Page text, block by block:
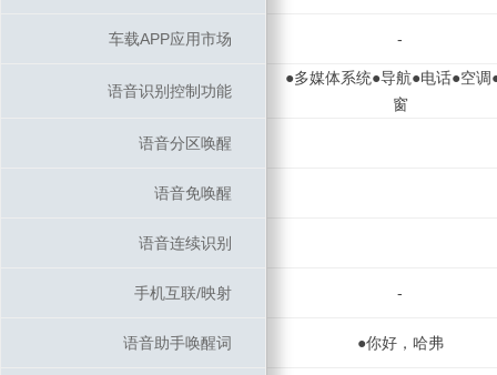
车载APP应用市场 -
语音识别控制功能
●多媒体系统●导航●电话●空调
窗
语音分区唤醒
语音免唤醒
语音连续识别
手机互联/映射 -
语音助手唤醒词 ●你好，哈弗
车载APP应用市场
语音识别控制功能
语音分区唤醒
语音免唤醒
语音连续识别
手机互联/映射
语音助手唤醒词